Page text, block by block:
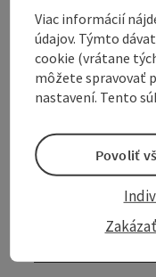
Tour and
Suitability
Accessibility
Viac informácií
údajov. Týmto
cookie (vrátane
môžete spravovať
nastavení. Tento
Povoliť